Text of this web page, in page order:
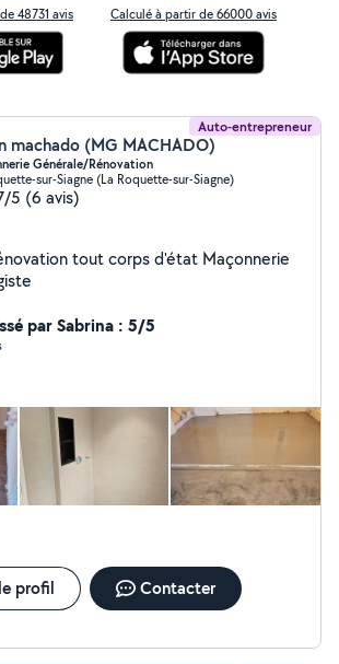
48731 avis Calculé à partir de 66000 avis
Auto-entrepreneur
machado (MG MACHADO)
Générale/Rénovation
sur-Siagne (La Roquette-sur-Siagne)
5 (6 avis)
tout corps d'état Maçonnerie
par Sabrina : 5/5
profil Contacter